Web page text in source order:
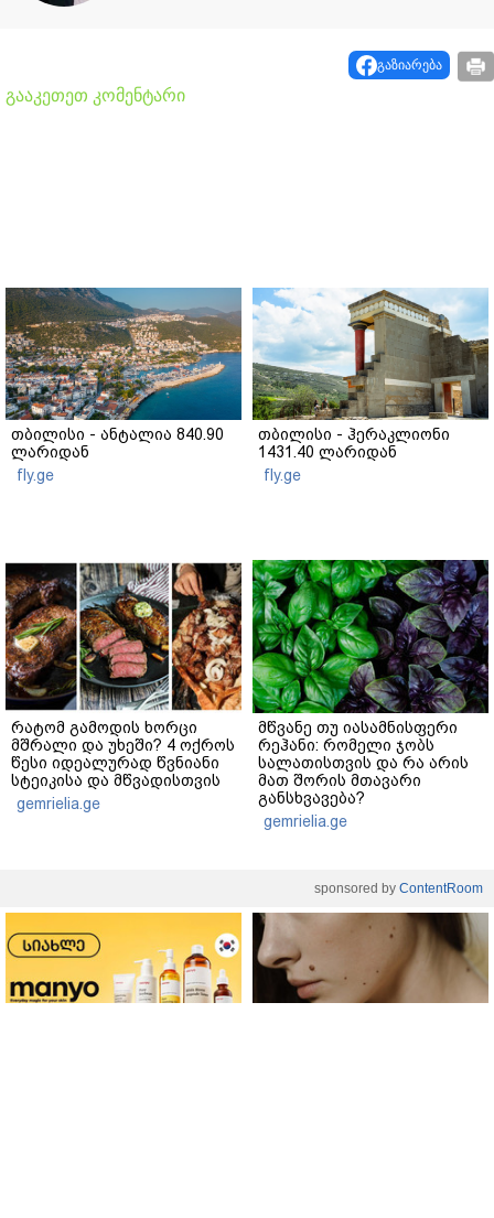
გაზიარება
გააკეთეთ კომენტარი
თბილისი - ანტალია 840.90
ლარიდან
fly.ge
თბილისი - ჰერაკლიონი
1431.40 ლარიდან
fly.ge
რატომ გამოდის ხორცი
მშრალი და უხეში? 4 ოქროს
წესი იდეალურად წვნიანი
სტეიკისა და მწვადისთვის
gemrielia.ge
მწვანე თუ იასამნისფერი
რეჰანი: რომელი ჯობს
სალათისთვის და რა არის
მათ შორის მთავარი
განსხვავება?
gemrielia.ge
sponsored by ContentRoom